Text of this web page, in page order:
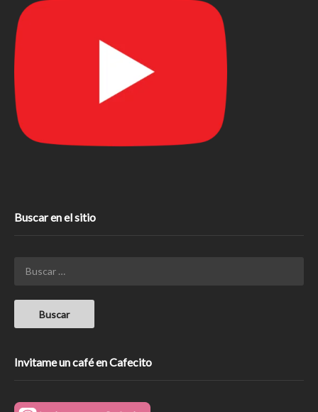
Buscar en el sitio
Invitame un café en Cafecito